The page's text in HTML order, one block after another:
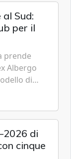
Sud:
per il
prende
Albergo
di
rete di
di
cinque